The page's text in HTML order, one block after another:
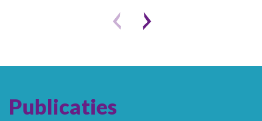
Publicaties